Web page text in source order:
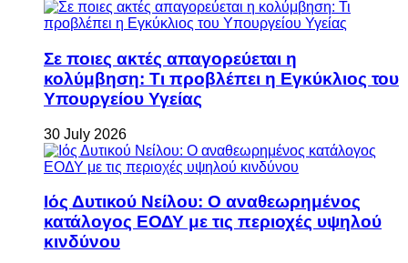
Σε ποιες ακτές απαγορεύεται η
κολύμβηση: Τι προβλέπει η Εγκύκλιος του
Υπουργείου Υγείας
30 July 2026
Ιός Δυτικού Νείλου: Ο αναθεωρημένος
κατάλογος ΕΟΔΥ με τις περιοχές υψηλού
κινδύνου